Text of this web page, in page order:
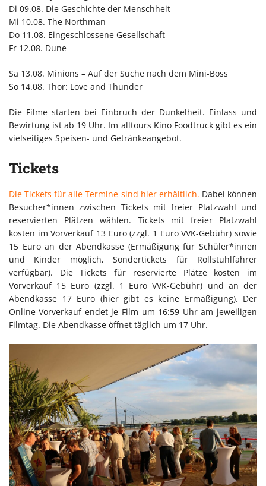
Di 09.08. Die Geschichte der Menschheit
Mi 10.08. The Northman
Do 11.08. Eingeschlossene Gesellschaft
Fr 12.08. Dune
Sa 13.08. Minions – Auf der Suche nach dem Mini-Boss
So 14.08. Thor: Love and Thunder
Die Filme starten bei Einbruch der Dunkelheit. Einlass und
Bewirtung ist ab 19 Uhr. Im alltours Kino Foodtruck gibt es ein
vielseitiges Speisen- und Getränkeangebot.
Tickets
Die Tickets für alle Termine sind hier erhältlich. Dabei können
Besucher*innen zwischen Tickets mit freier Platzwahl und
reservierten Plätzen wählen. Tickets mit freier Platzwahl
kosten im Vorverkauf 13 Euro (zzgl. 1 Euro VVK-Gebühr) sowie
15 Euro an der Abendkasse (Ermäßigung für Schüler*innen
und Kinder möglich, Sondertickets für Rollstuhlfahrer
verfügbar). Die Tickets für reservierte Plätze kosten im
Vorverkauf 15 Euro (zzgl. 1 Euro VVK-Gebühr) und an der
Abendkasse 17 Euro (hier gibt es keine Ermäßigung). Der
Online-Vorverkauf endet je Film um 16:59 Uhr am jeweiligen
Filmtag. Die Abendkasse öffnet täglich um 17 Uhr.